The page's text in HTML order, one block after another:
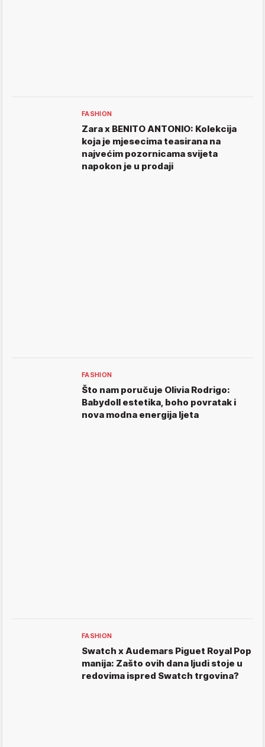
FASHION
Zara x BENITO ANTONIO: Kolekcija
koja je mjesecima teasirana na
najvećim pozornicama svijeta
napokon je u prodaji
FASHION
Što nam poručuje Olivia Rodrigo:
Babydoll estetika, boho povratak i
nova modna energija ljeta
FASHION
Swatch x Audemars Piguet Royal Pop
manija: Zašto ovih dana ljudi stoje u
redovima ispred Swatch trgovina?